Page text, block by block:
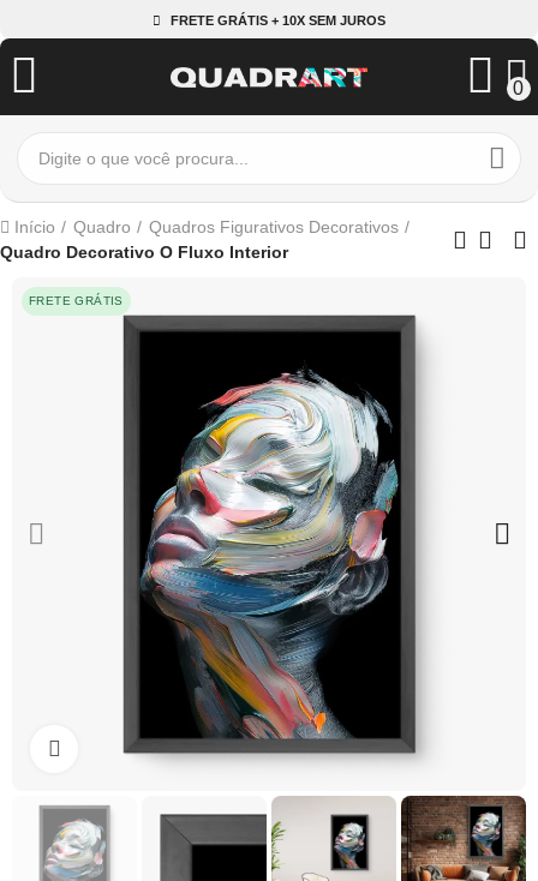
FRETE GRÁTIS + 10X SEM JUROS
0
Início Quadro
Quadros Figurativos Decorativos
Quadro Decorativo O Fluxo Interior
FRETE GRÁTIS
Clique para ampliar